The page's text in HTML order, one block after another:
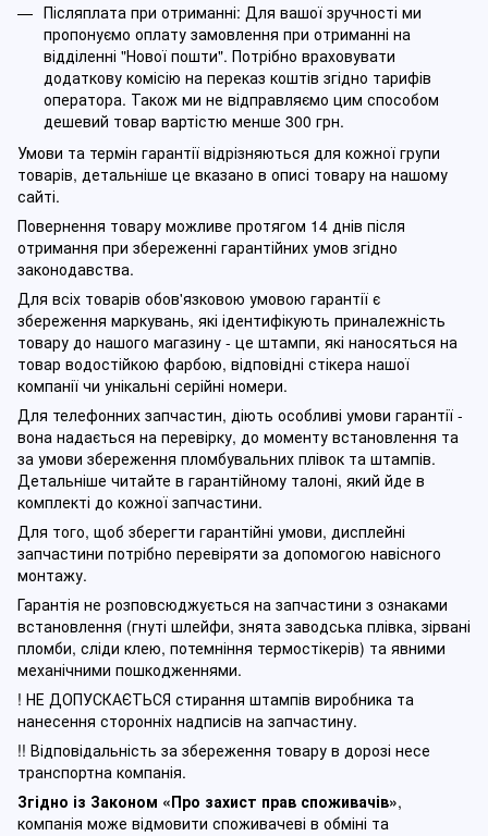
Післяплата при отриманні: Для вашої зручності ми
пропонуємо оплату замовлення при отриманні на
відділенні "Нової пошти". Потрібно враховувати
додаткову комісію на переказ коштів згідно тарифів
оператора. Також ми не відправляємо цим способом
дешевий товар вартістю менше 300 грн.
Умови та термін гарантії відрізняються для кожної групи
товарів, детальніше це вказано в описі товару на нашому
сайті.
Повернення товару можливе протягом 14 днів після
отримання при збереженні гарантійних умов згідно
законодавства.
Для всіх товарів обов'язковою умовою гарантії є
збереження маркувань, які ідентифікують приналежність
товару до нашого магазину - це штампи, які наносяться на
товар водостійкою фарбою, відповідні стікера нашої
компанії чи унікальні серійні номери.
Для телефонних запчастин, діють особливі умови гарантії -
вона надається на перевірку, до моменту встановлення та
за умови збереження пломбувальних плівок та штампів.
Детальніше читайте в гарантійному талоні, який йде в
комплекті до кожної запчастини.
Для того, щоб зберегти гарантійні умови, дисплейні
запчастини потрібно перевіряти за допомогою навісного
монтажу.
Гарантія не розповсюджується на запчастини з ознаками
встановлення (гнуті шлейфи, знята заводська плівка, зірвані
пломби, сліди клею, потемніння термостікерів) та явними
механічними пошкодженнями.
! НЕ ДОПУСКАЄТЬСЯ стирання штампів виробника та
нанесення сторонніх надписів на запчастину.
!! Відповідальність за збереження товару в дорозі несе
транспортна компанія.
Згідно із Законом «Про захист прав споживачів»,
компанія може відмовити споживачеві в обміні та